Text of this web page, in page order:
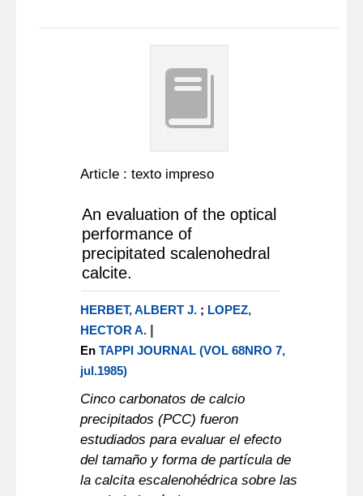
Article : texto impreso
An evaluation of the optical
performance of
precipitated scalenohedral
calcite.
HERBET, ALBERT J.; LOPEZ,
HECTOR A. |
En TAPPI JOURNAL (VOL 68NRO 7,
jul.1985)
Cinco carbonatos de calcio
precipitados (PCC) fueron
estudiados para evaluar el efecto
del tamaño y forma de partícula de
la calcita escalenohédrica sobre las